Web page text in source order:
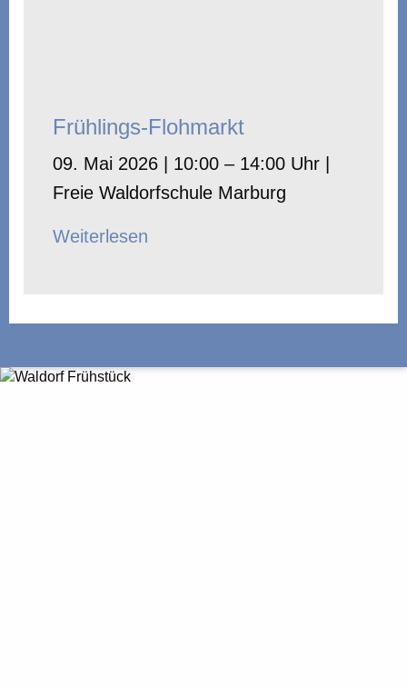
Frühlings-Flohmarkt
09. Mai 2026 | 10:00 – 14:00 Uhr |
Freie Waldorfschule Marburg
Weiterlesen